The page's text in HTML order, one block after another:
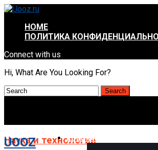
HOME
ПОЛИТИКА
Connect with us
Hi, What Are You Looking For?
UOOZ КОМПЬЮТЕРЫ И
Наука и технологии